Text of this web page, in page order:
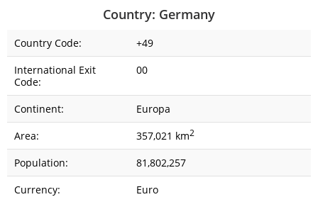
Country: Germany
Country Code:
+49
International Exit
Code:
00
Continent:
Europa
Area:
357,021 km2
Population:
81,802,257
Currency:
Euro